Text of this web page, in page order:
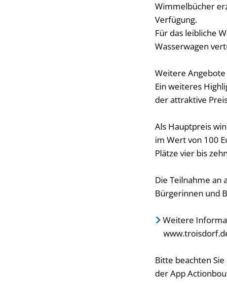
Wimmelbücher
Verfügung.
Für das leibliche
Wasserwagen
Weitere
Ein weiteres
der attraktive
Als Hauptpreis
im Wert von 100
Plätze vier bis
Die Teilnahme an
Bürgerinnen und
Weitere
Bitte beachten
der App